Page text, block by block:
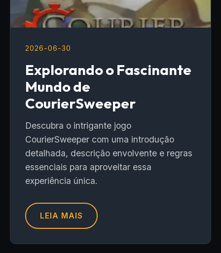
2026-06-30
Explorando o Fascinante
Mundo de
CourierSweeper
Descubra o intrigante jogo
CourierSweeper com uma introdução
detalhada, descrição envolvente e regras
essenciais para aproveitar essa
experiência única.
LEIA MAIS